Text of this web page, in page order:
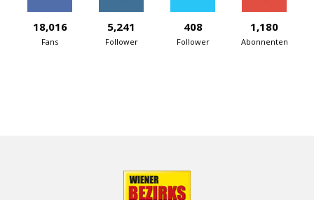
18,016
Fans
5,241
Follower
408
Follower
1,180
Abonnenten